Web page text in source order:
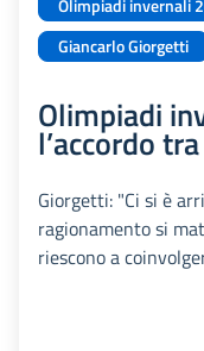
Olimpiadi invernali
Giancarlo Giorgetti
Olimpiadi
l’accordo
Giorgetti: "Ci si è
ragionamento si
riescono a